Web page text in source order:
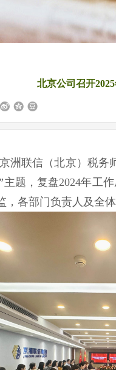
北京公司召开
联信（北京）税务
题，复盘2024年工
各部门负责人及全体